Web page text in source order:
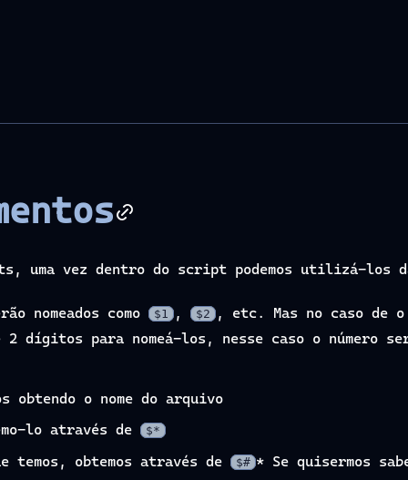
uma vez dentro do script podemos utilizá-los
nomeados como $1 , $2
, etc. Mas no caso de o
2 dígitos para nomeá-los, nesse caso o número
obtendo o nome do arquivo
lo através de
$*
temos, obtemos através de $# * Se quisermos